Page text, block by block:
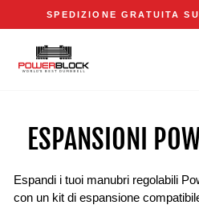
contenuti
SPEDIZIONE GRATUITA
ESPANSIONI
Espandi i tuoi manubri regolabili
con un kit di espansione